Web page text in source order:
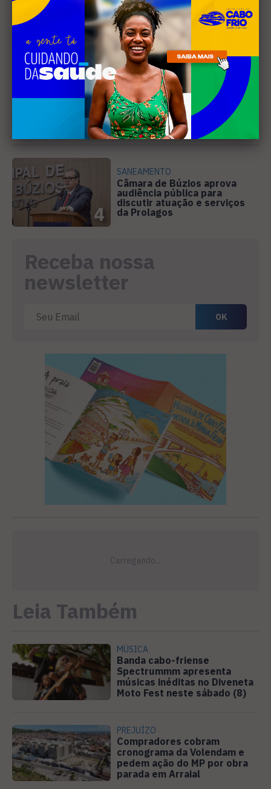
2
representa o Brasil em
conferência internacional na
Holanda
3
PREJUÍZO
Compradores cobram
cronograma da Volendam e
pedem ação do MP por obra
parada em Arraial
4
SANEAMENTO
Câmara de Búzios aprova
audiência pública para
discutir atuação e serviços
da Prolagos
Receba nossa
newsletter
Leia Também
MÚSICA
Banda cabo-friense
Spectrummm apresenta
músicas inéditas no Diveneta
Moto Fest neste sábado (8)
PREJUÍZO
Compradores cobram
cronograma da Volendam e
pedem ação do MP por obra
parada em Arraial